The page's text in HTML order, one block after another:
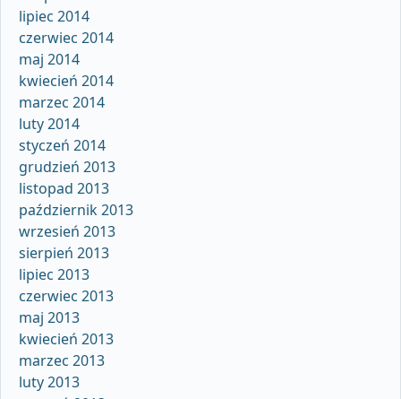
lipiec 2014
czerwiec 2014
maj 2014
kwiecień 2014
marzec 2014
luty 2014
styczeń 2014
grudzień 2013
listopad 2013
październik 2013
wrzesień 2013
sierpień 2013
lipiec 2013
czerwiec 2013
maj 2013
kwiecień 2013
marzec 2013
luty 2013